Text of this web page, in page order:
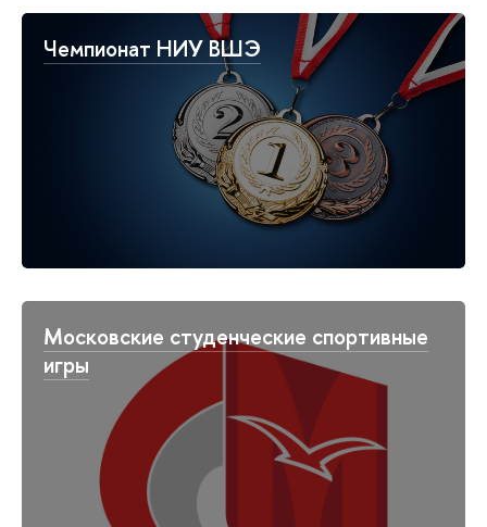
Чемпионат НИУ ВШЭ
Московские студенческие спортивные
игры